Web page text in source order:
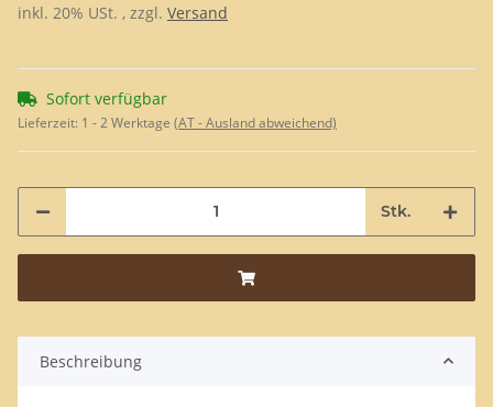
inkl. 20% USt. , zzgl. Versand
Sofort verfügbar
Lieferzeit: 1 - 2 Werktage (AT - Ausland abweichend)
Stk.
Beschreibung